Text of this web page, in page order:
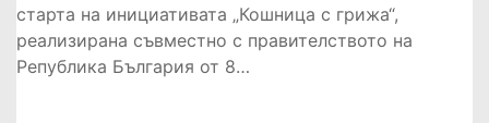
старта на инициативата „Кошница с грижа“,
реализирана съвместно с правителството на
Република България от 8…